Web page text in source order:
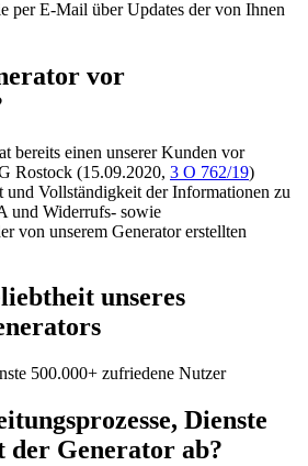
per E-Mail über Updates der von Ihnen
vor
bereits einen unserer Kunden vor
Rostock (15.09.2020, 3 O 762/19)
und Vollständigkeit der Informationen zu
und Widerrufs- sowie
von unserem Generator erstellten
unseres
500.000+ zufriedene Nutzer
Dienste
der Generator ab?